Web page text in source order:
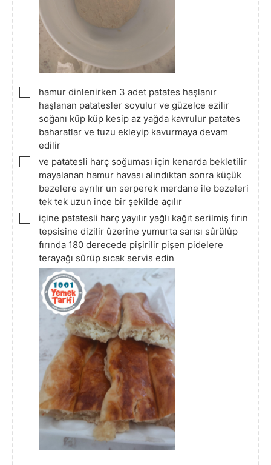
▢
hamur dinlenirken 3 adet patates haşlanır
haşlanan patatesler soyulur ve güzelce ezilir
soğanı küp küp kesip az yağda kavrulur patates
baharatlar ve tuzu ekleyip kavurmaya devam
edilir
▢
ve patatesli harç soğuması için kenarda bekletilir
mayalanan hamur havası alındıktan sonra küçük
bezelere ayrılır un serperek merdane ile bezeleri
tek tek uzun ince bir şekilde açılır
▢
içine patatesli harç yayılır yağlı kağıt serilmiş fırın
tepsisine dizilir ûzerine yumurta sarısı sûrülûp
fırında 180 derecede pişirilir pişen pidelere
terayağı sûrüp sıcak servis edin